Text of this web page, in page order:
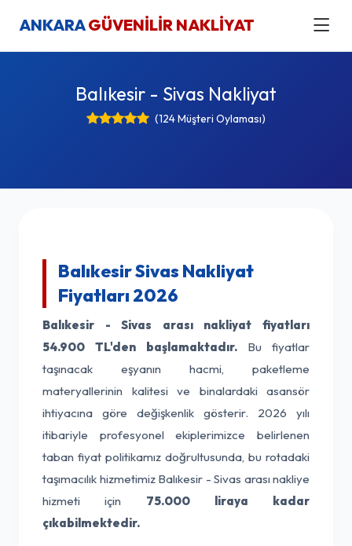
ANKARAGÜVENİLİR NAKLİYAT
Balıkesir - Sivas Nakliyat
(124 Müşteri Oylaması)
Balıkesir Sivas Nakliyat
Fiyatları 2026
Balıkesir - Sivas arası nakliyat fiyatları
54.900 TL'den başlamaktadır. Bu fiyatlar
taşınacak eşyanın hacmi, paketleme
materyallerinin kalitesi ve binalardaki asansör
ihtiyacına göre değişkenlik gösterir. 2026 yılı
itibariyle profesyonel ekiplerimizce belirlenen
taban fiyat politikamız doğrultusunda, bu rotadaki
taşımacılık hizmetimiz Balıkesir - Sivas arası nakliye
hizmeti için 75.000 liraya kadar
çıkabilmektedir.